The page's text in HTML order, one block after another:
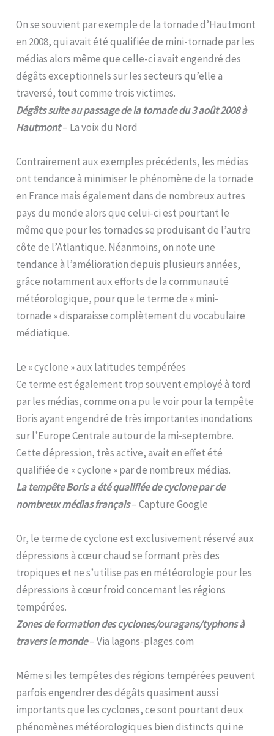
On se souvient par exemple de la tornade d’Hautmont
en 2008, qui avait été qualifiée de mini-tornade par les
médias alors même que celle-ci avait engendré des
dégâts exceptionnels sur les secteurs qu’elle a
traversé, tout comme trois victimes.
Dégâts suite au passage de la tornade du 3 août 2008 à
Hautmont– La voix du Nord
Contrairement aux exemples précédents, les médias
ont tendance à minimiser le phénomène de la tornade
en France mais également dans de nombreux autres
pays du monde alors que celui-ci est pourtant le
même que pour les tornades se produisant de l’autre
côte de l’Atlantique. Néanmoins, on note une
tendance à l’amélioration depuis plusieurs années,
grâce notamment aux efforts de la communauté
météorologique, pour que le terme de « mini-
tornade » disparaisse complètement du vocabulaire
médiatique.
Le « cyclone » aux latitudes tempérées
Ce terme est également trop souvent employé à tord
par les médias, comme on a pu le voir pour la tempête
Boris ayant engendré de très importantes inondations
sur l’Europe Centrale autour de la mi-septembre.
Cette dépression, très active, avait en effet été
qualifiée de « cyclone » par de nombreux médias.
La tempête Boris a été qualifiée de cyclone par de
nombreux médias français– Capture Google
Or, le terme de cyclone est exclusivement réservé aux
dépressions à cœur chaud se formant près des
tropiques et ne s’utilise pas en météorologie pour les
dépressions à cœur froid concernant les régions
tempérées.
Zones de formation des cyclones/ouragans/typhons à
travers le monde– Via lagons-plages.com
Même si les tempêtes des régions tempérées peuvent
parfois engendrer des dégâts quasiment aussi
importants que les cyclones, ce sont pourtant deux
phénomènes météorologiques bien distincts qui ne